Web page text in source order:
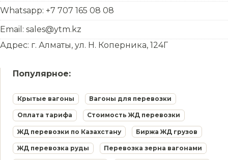
Whatsapp: +7 707 165 08 08
Email: sales@ytm.kz
Адрес: г. Алматы, ул. Н. Коперника, 124Г
Популярное:
Крытые вагоны Вагоны для перевозки
Оплата тарифа Стоимость ЖД перевозки
ЖД перевозки по Казахстану Биржа ЖД грузов
ЖД перевозка руды Перевозка зерна вагонами